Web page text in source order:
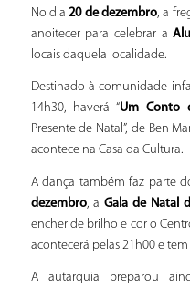
No dia20 de dezembro, a
anoitecer para celebrar a
locais daquela localidade.
Destinado à comunidade
14h30, haverá “Um Conto
Presente de Natal”, de Ben
acontece na Casa da Cultura.
A dança também faz parte
dezembro, aGala de Natal
encher de brilho e cor o
acontecerá pelas 21h00 e
A autarquia preparou